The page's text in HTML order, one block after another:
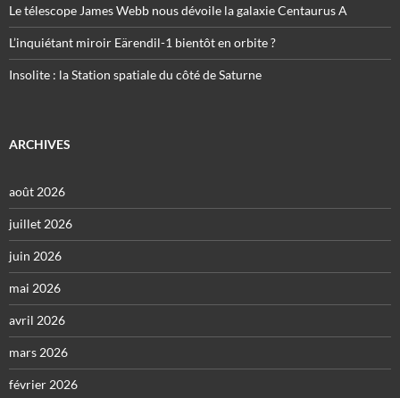
Le télescope James Webb nous dévoile la galaxie Centaurus A
L’inquiétant miroir Eärendil-1 bientôt en orbite ?
Insolite : la Station spatiale du côté de Saturne
ARCHIVES
août 2026
juillet 2026
juin 2026
mai 2026
avril 2026
mars 2026
février 2026